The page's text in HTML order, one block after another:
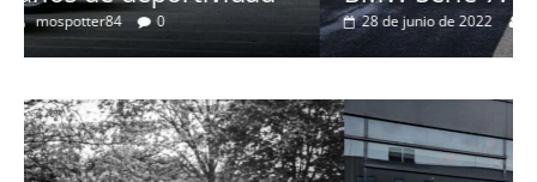
28 de junio de 2022 mospotter84 0